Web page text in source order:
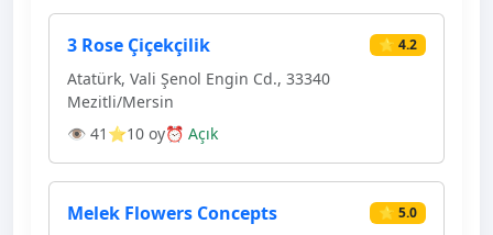
3 Rose Çiçekçilik ⭐ 4.2
Atatürk, Vali Şenol Engin Cd., 33340
Mezitli/Mersin
👁 41 ⭐10 oy⏰ Açık
Melek Flowers Concepts ⭐ 5.0